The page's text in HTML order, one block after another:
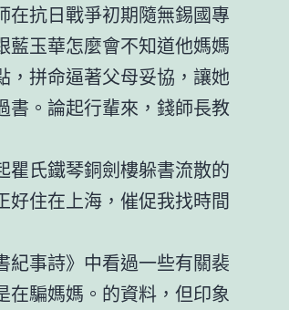
在抗日戰爭初期隨無錫國專
藍玉華怎麼會不知道他媽媽
，拼命逼著父母妥協，讓她
書。論起行輩來，錢師長教
瞿氏鐵琴銅劍樓躲書流散的
好住在上海，催促我找時間
紀事詩》中看過一些有關裴
在騙媽媽。的資料，但印象